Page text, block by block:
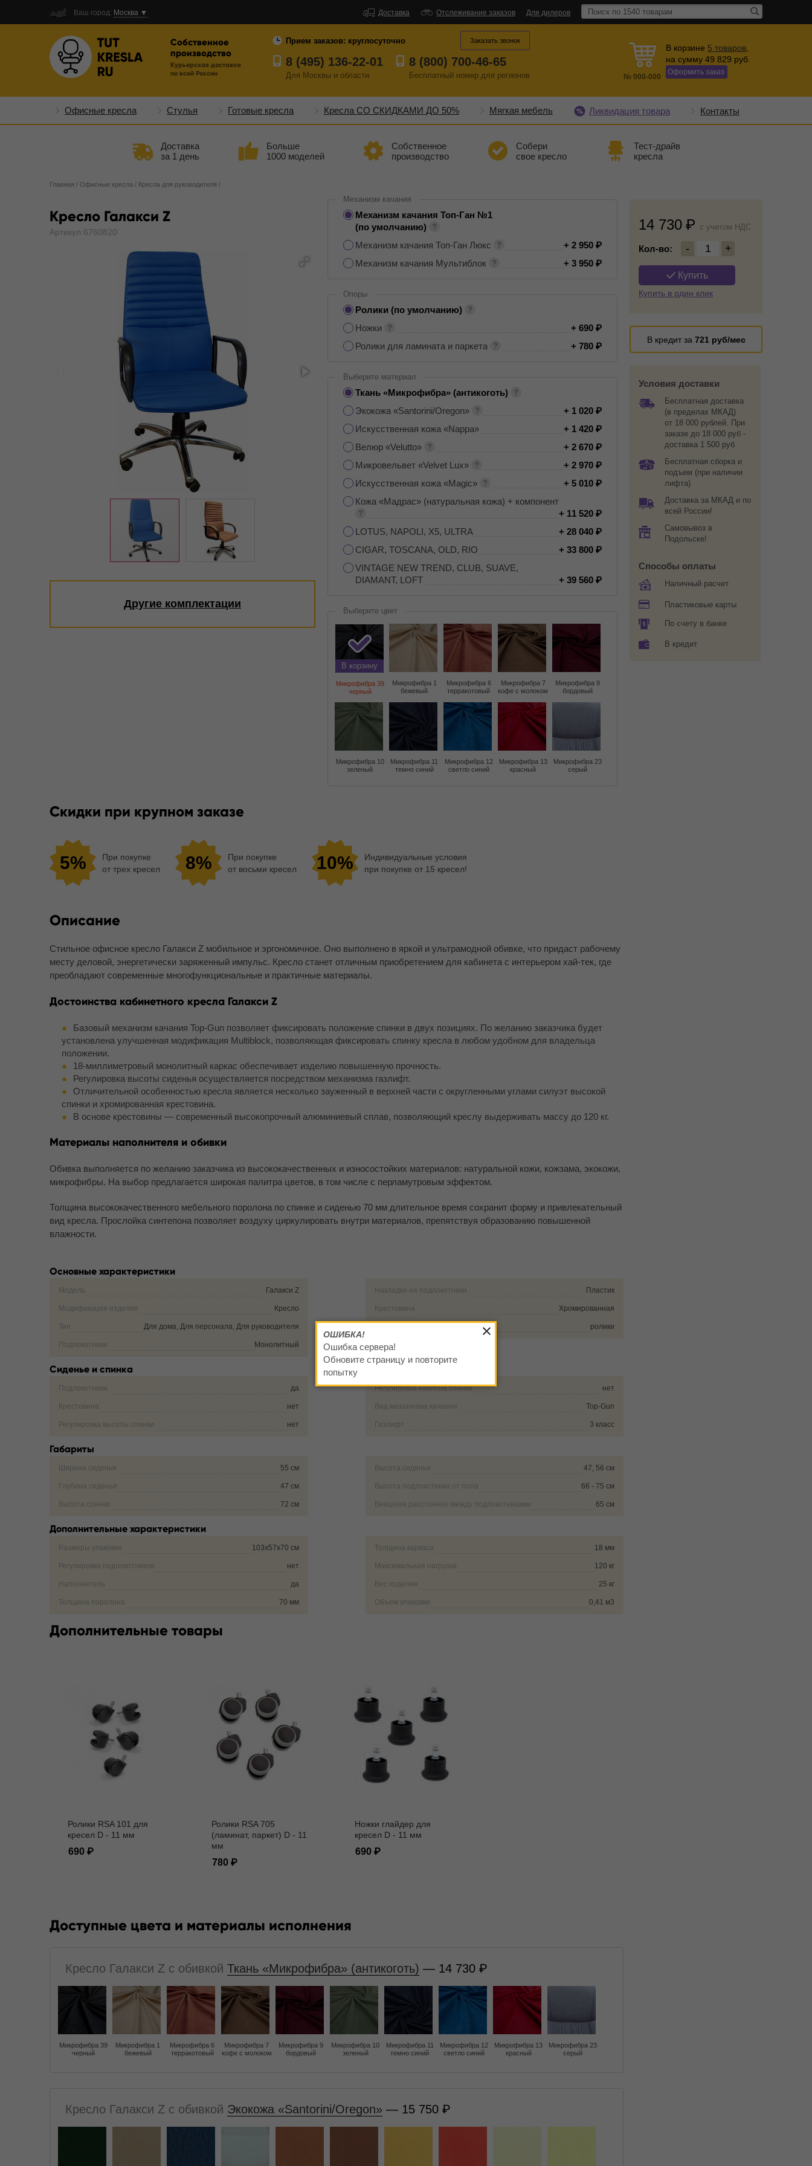
Ваш город: Москва ▼ Доставка Отслеживание заказов Для дилеров
Собственное
производство
Курьерская доставка
по всей России
Прием заказов: круглосуточно
8 (495) 136-22-01
Для Москвы и области
8 (800) 700-46-65
Бесплатный номер для регионов
Заказать звонок
№ 000-000
В корзине 5 товаров
на сумму 49 829 руб.
Оформить заказ
Офисные кресла Стулья Готовые кресла Кресла СО СКИДКАМИ ДО 50% Мягкая мебель Ликвидация товара Контакты
Доставка
за 1 день
Больше
1000 моделей
Собственное
производство
Собери
свое кресло
Тест-драйв
кресла
Главная / Офисные кресла / Кресла для руководителя /
Кресло Галакси Z
Артикул 6760820
Другие комплектации
14 730 c учетом НДС
Кол-во: - 1 +
Купить
Купить в один клик
В кредит за 721 руб/мес
Условия доставки
Бесплатная доставка
(в пределах МКАД)
от 18 000 рублей. При
заказе до 18 000 руб -
доставка 1 500 руб
Бесплатная сборка и
подъем (при наличии
лифта)
Доставка за МКАД и по
всей России!
Самовывоз в
Подольске!
Способы оплаты
Наличный расчет
Пластиковые карты
По счету в банке
В кредит
Механизм качания
Механизм качания Топ-Ган №1
(по умолчанию)
Механизм качания Топ-Ган Люкс
+ 2 950
Механизм качания Мультиблок
+ 3 950
Опоры
Ролики (по умолчанию)
Ножки
+ 690
Ролики для ламината и паркета
+ 780
Выберите материал
Ткань «Микрофибра» (антикоготь)
Экокожа «Santorini/Oregon»
+ 1 020
Искусственная кожа «Nappa»
+ 1 420
Велюр «Velutto»
+ 2 670
Микровельвет «Velvet Lux»
+ 2 970
Искусственная кожа «Magic»
+ 5 010
Кожа «Мадрас» (натуральная кожа) + компонент
+ 11 520
LOTUS, NAPOLI, X5, ULTRA
+ 28 040
CIGAR, TOSCANA, OLD, RIO
+ 33 800
VINTAGE NEW TREND, CLUB, SUAVE,
DIAMANT, LOFT
+ 39 560
Выберите цвет
В корзину
Микрофибра 39
черный
Микрофибра 1
бежевый
Микрофибра 6
терракотовый
Микрофибра 7
кофе с молоком
Микрофибра 9
бордовый
Микрофибра 10
зеленый
Микрофибра 11
темно синий
Микрофибра 12
светло синий
Микрофибра 13
красный
Микрофибра 23
серый
Скидки при крупном заказе
5%
При покупке
от трех кресел
8%
При покупке
от восьми кресел
10%
Индивидуальные условия
при покупке от 15 кресел!
Описание
Стильное офисное кресло Галакси Z мобильное и эргономичное. Оно выполнено в яркой и ультрамодной обивке, что придаст рабочему
месту деловой, энергетически заряженный импульс. Кресло станет отличным приобретением для кабинета с интерьером хай-тек, где
преобладают современные многофункциональные и практичные материалы.
Достоинства кабинетного кресла Галакси Z
Базовый механизм качания Top-Gun позволяет фиксировать положение спинки в двух позициях. По желанию заказчика будет
установлена улучшенная модификация Multiblock, позволяющая фиксировать спинку кресла в любом удобном для владельца
положении.
18-миллиметровый монолитный каркас обеспечивает изделию повышенную прочность.
Регулировка высоты сиденья осуществляется посредством механизма газлифт.
Отличительной особенностью кресла является несколько зауженный в верхней части с округленными углами силуэт высокой
спинки и хромированная крестовина.
В основе крестовины — современный высокопрочный алюминиевый сплав, позволяющий креслу выдерживать массу до 120 кг.
Материалы наполнителя и обивки
Обивка выполняется по желанию заказчика из высококачественных и износостойких материалов: натуральной кожи, кожзама, экокожи,
микрофибры. На выбор предлагается широкая палитра цветов, в том числе с перламутровым эффектом.
Толщина высококачественного мебельного поролона по спинке и сиденью 70 мм длительное время сохранит форму и привлекательный
вид кресла. Прослойка синтепона позволяет воздуху циркулировать внутри материалов, препятствуя образованию повышенной
влажности.
Основные характеристики
Модель Галакси Z
Модификация изделия Кресло
Тип Для дома, Для персонала, Для руководителя
Подлокотники Монолитный
Накладки на подлокотники Пластик
Крестовина Хромированная
ролики
Сиденье и спинка
Подлокотники да
Крестовина нет
Регулировка высоты спинки нет
Регулировка наклона спинки нет
Вид механизма качания Top-Gun
Газлифт 3 класс
Габариты
Ширина сиденья 55 см
Глубина сиденья 47 см
Высота спинки 72 см
Высота сиденья 47, 56 см
Высота подлокотника от пола 66 - 75 см
Внешнее расстояние между подлокотниками 65 см
Дополнительные характеристики
Размеры упаковки 103х57х70 см
Регулировка подлокотников нет
Наполнитель да
Толщина поролона 70 мм
Толщина каркаса 18 мм
Максимальная нагрузка 120 кг
Вес изделия 25 кг
Объем упаковки 0,41 м3
Дополнительные товары
Ролики RSA 101 для
кресел D - 11 мм
690
Ролики RSA 705
(ламинат, паркет) D - 11
мм
780
Ножки глайдер для
кресел D - 11 мм
690
Доступные цвета и материалы исполнения
Кресло Галакси Z с обивкой Ткань «Микрофибра» (антикоготь) — 14 730
Микрофибра 39
черный
Микрофибра 1
бежевый
Микрофибра 6
терракотовый
Микрофибра 7
кофе с молоком
Микрофибра 9
бордовый
Микрофибра 10
зеленый
Микрофибра 11
темно синий
Микрофибра 12
светло синий
Микрофибра 13
красный
Микрофибра 23
серый
Кресло Галакси Z с обивкой Экокожа «Santorini/Oregon» — 15 750
ОШИБКА!
Ошибка сервера!
Обновите страницу и повторите
попытку